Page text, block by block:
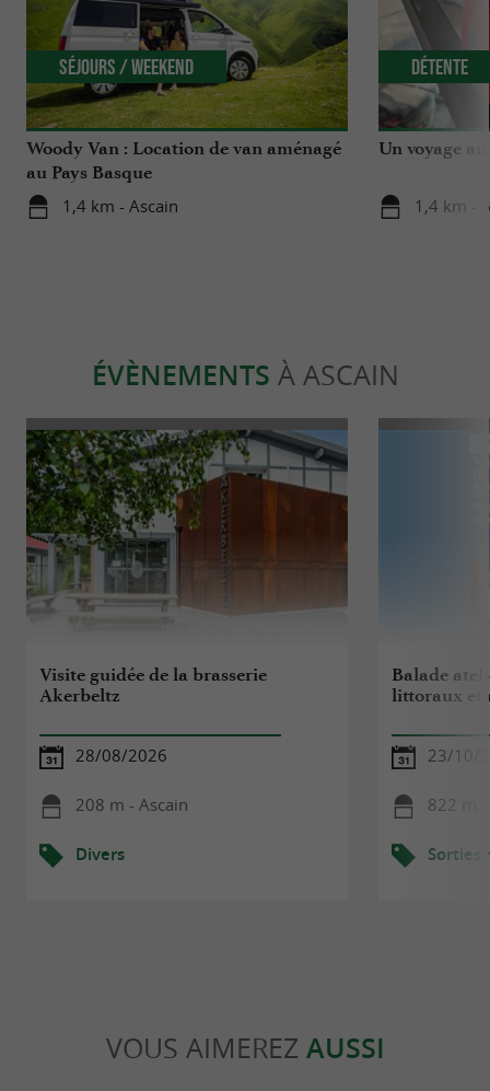
Woody Van : Location de van aménagé
au Pays Basque
1,4 km - Ascain
Séjours / Weekend
Un voyage
1,4 km -
Détente
ÉVÈNEMENTS À ASCAIN
Visite guidée de la brasserie
Akerbeltz
28/08/2026
208 m - Ascain
Divers
Balade
littoraux et
23/10/
822 m -
Sorties
VOUS AIMEREZ AUSSI